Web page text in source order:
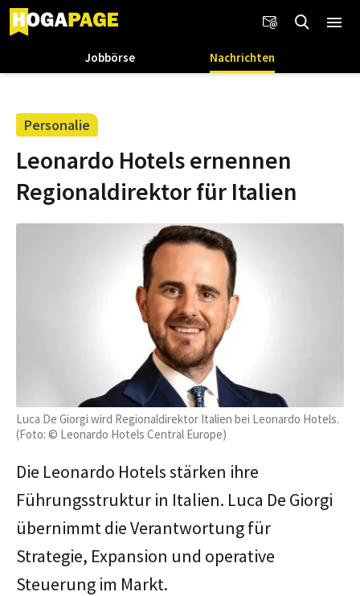
Jobbörse Nachrichten
Personalie
Leonardo Hotels ernennen
Regionaldirektor für Italien
Luca De Giorgi wird Regionaldirektor Italien bei Leonardo Hotels.
(Foto: © Leonardo Hotels Central Europe)
Die Leonardo Hotels stärken ihre
Führungsstruktur in Italien. Luca De Giorgi
übernimmt die Verantwortung für
Strategie, Expansion und operative
Steuerung im Markt.